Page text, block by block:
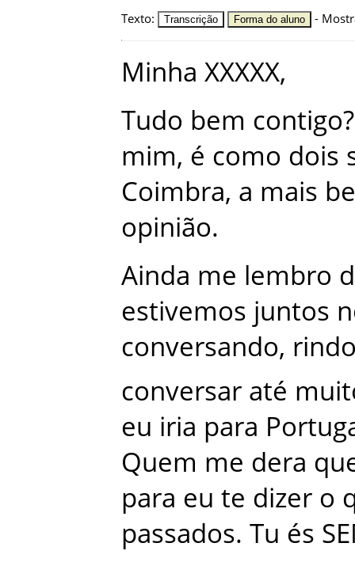
Texto: Transcrição Forma do aluno -
Minha XXXXX,
Tudo bem contigo?
mim, é como dois
Coimbra, a mais
opinião.
Ainda me lembro
estivemos juntos
conversando,
conversar até
eu iria para
Quem me dera
para eu te dizer o
passados. Tu és